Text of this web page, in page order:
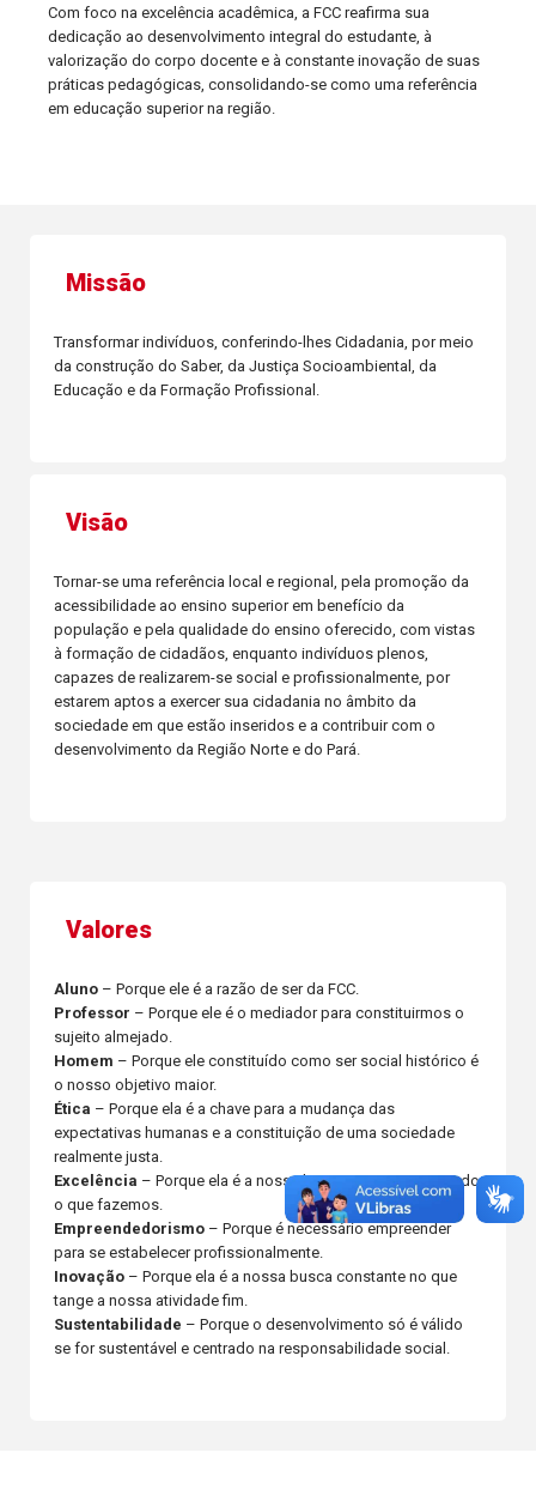
Com foco na excelência acadêmica, a FCC reafirma sua
dedicação ao desenvolvimento integral do estudante, à
valorização do corpo docente e à constante inovação de suas
práticas pedagógicas, consolidando-se como uma referência
em educação superior na região.
Missão
Transformar indivíduos, conferindo-lhes Cidadania, por meio
da construção do Saber, da Justiça Socioambiental, da
Educação e da Formação Profissional.
Visão
Tornar-se uma referência local e regional, pela promoção da
acessibilidade ao ensino superior em benefício da
população e pela qualidade do ensino oferecido, com vistas
à formação de cidadãos, enquanto indivíduos plenos,
capazes de realizarem-se social e profissionalmente, por
estarem aptos a exercer sua cidadania no âmbito da
sociedade em que estão inseridos e a contribuir com o
desenvolvimento da Região Norte e do Pará.
Valores
Aluno – Porque ele é a razão de ser da FCC.
Professor – Porque ele é o mediador para constituirmos o
sujeito almejado.
Homem – Porque ele constituído como ser social histórico é
o nosso objetivo maior.
Ética – Porque ela é a chave para a mudança das
expectativas humanas e a constituição de uma sociedade
realmente justa.
Excelência – Porque ela é a nossa busca constante em tudo
o que fazemos.
Empreendedorismo – Porque é necessário empreender
para se estabelecer profissionalmente.
Inovação – Porque ela é a nossa busca constante no que
tange a nossa atividade fim.
Sustentabilidade – Porque o desenvolvimento só é válido
se for sustentável e centrado na responsabilidade social.